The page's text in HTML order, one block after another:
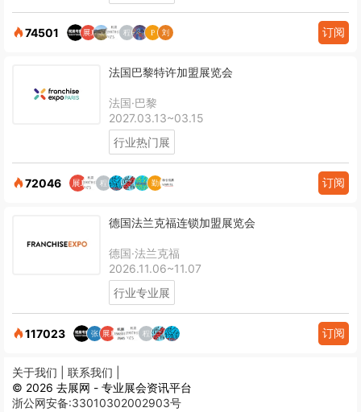
74501 订阅
法国巴黎特许加盟展览会
法国·巴黎
2027.03.13~03.15
行业热门展
72046 订阅
德国法兰克福连锁加盟展览会
德国·法兰克福
2026.11.06~11.07
行业专业展
117023 订阅
关于我们 | 联系我们 |
© 2026 去展网 - 专业展会资讯平台
浙公网安备:33010302002903号